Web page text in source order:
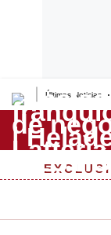
Últimas Noticias
Lo último
Peru Quiosco
Management &